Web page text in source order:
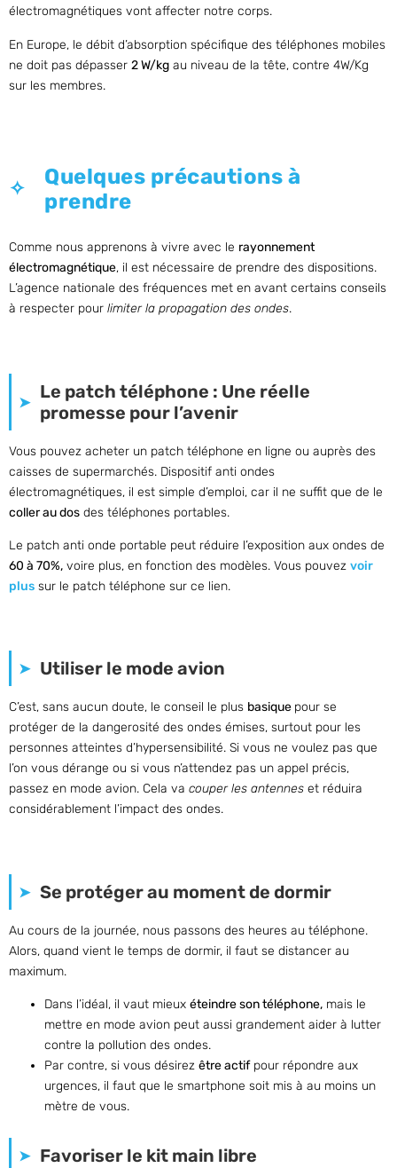
électromagnétiques vont affecter notre corps.
En Europe, le débit d’absorption spécifique des téléphones mobiles
ne doit pas dépasser 2 W/kg au niveau de la tête, contre 4W/Kg
sur les membres.
Quelques précautions à
prendre
Comme nous apprenons à vivre avec le rayonnement
électromagnétique, il est nécessaire de prendre des dispositions.
L’agence nationale des fréquences met en avant certains conseils
à respecter pour limiter la propagation des ondes.
Le patch téléphone : Une réelle
promesse pour l’avenir
Vous pouvez acheter un patch téléphone en ligne ou auprès des
caisses de supermarchés. Dispositif anti ondes
électromagnétiques, il est simple d’emploi, car il ne suffit que de le
coller au dos des téléphones portables.
Le patch anti onde portable peut réduire l’exposition aux ondes de
60 à 70%, voire plus, en fonction des modèles. Vous pouvez voir
plus sur le patch téléphone sur ce lien.
Utiliser le mode avion
C’est, sans aucun doute, le conseil le plus basique pour se
protéger de la dangerosité des ondes émises, surtout pour les
personnes atteintes d’hypersensibilité. Si vous ne voulez pas que
l’on vous dérange ou si vous n’attendez pas un appel précis,
passez en mode avion. Cela va couper les antennes et réduira
considérablement l’impact des ondes.
Se protéger au moment de dormir
Au cours de la journée, nous passons des heures au téléphone.
Alors, quand vient le temps de dormir, il faut se distancer au
maximum.
Dans l’idéal, il vaut mieux éteindre son téléphone, mais le
mettre en mode avion peut aussi grandement aider à lutter
contre la pollution des ondes.
Par contre, si vous désirez être actifpour répondre aux
urgences, il faut que le smartphone soit mis à au moins un
mètre de vous.
Favoriser le kit main libre